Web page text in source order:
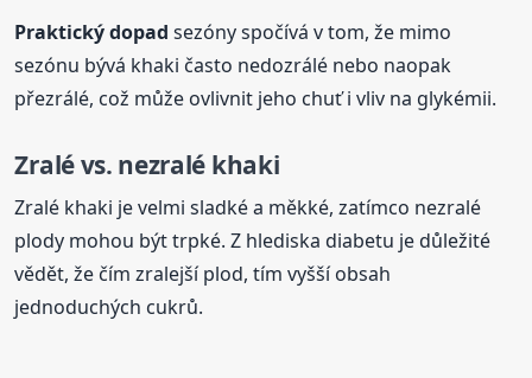
Praktický dopad sezóny spočívá v tom, že mimo
sezónu bývá khaki často nedozrálé nebo naopak
přezrálé, což může ovlivnit jeho chuť i vliv na glykémii.
Zralé vs. nezralé khaki
Zralé khaki je velmi sladké a měkké, zatímco nezralé
plody mohou být trpké. Z hlediska diabetu je důležité
vědět, že čím zralejší plod, tím vyšší obsah
jednoduchých cukrů.